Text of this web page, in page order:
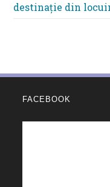
destinație din
FACEBOOK